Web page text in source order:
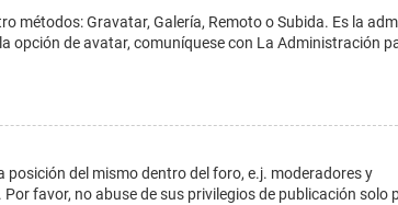
métodos: Gravatar, Galería, Remoto o Subida. Es la
opción de avatar, comuníquese con La Administración
del mismo dentro del foro, e.j. moderadores y
favor, no abuse de sus privilegios de publicación solo